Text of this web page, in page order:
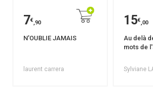
7€,90
N'OUBLIE JAMAIS
laurent carrera
15€,00
Au delà
mots de
Sylviane